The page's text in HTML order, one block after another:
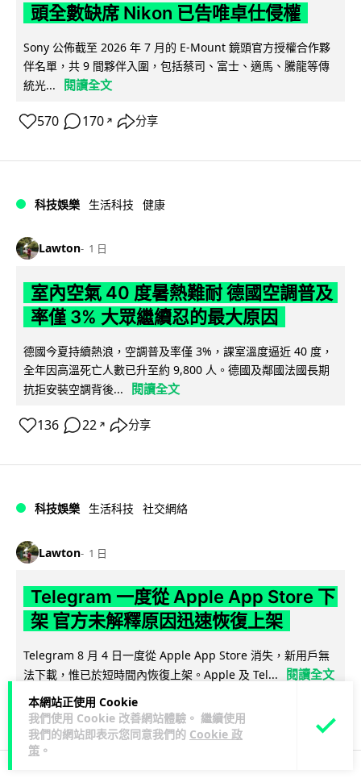
本網站正使用 Cookie
我們使用 Cookie 改善網站體驗。 繼續使用
我們的網站即表示您同意我們的 Cookie 政
策 。
頭全數缺席 Nikon 已告唯卓仕侵權
Sony 公佈截至 2026 年 7 月的 E-Mount 鏡頭官方授權合作夥
伴名單，共 9 間夥伴入圍，包括蔡司、富士、適馬、騰龍等傳
統光...
閱讀全文
570 170 ↗ 分享
科技娛樂 生活科技 健康
Lawton 1 日
室內空氣 40 度暑熱難耐 德國空調普及
率僅 3% 大眾繼續忍的最大原因
德國今夏持續熱浪，空調普及率僅 3%，課室溫度逼近 40 度，
全年因高溫死亡人數已升至約 9,800 人。德國及鄰國法國長期
抗拒安裝空調背後...
閱讀全文
136 22 ↗ 分享
科技娛樂 生活科技 社交網絡
Lawton 1 日
Telegram 一度從 Apple App Store 下
架 官方未解釋原因迅速恢復上架
Telegram 8 月 4 日一度從 Apple App Store 消失，新用戶無
法下載，惟已於短時間內恢復上架。Apple 及 Tel...
閱讀全文
80 3↗ 分享